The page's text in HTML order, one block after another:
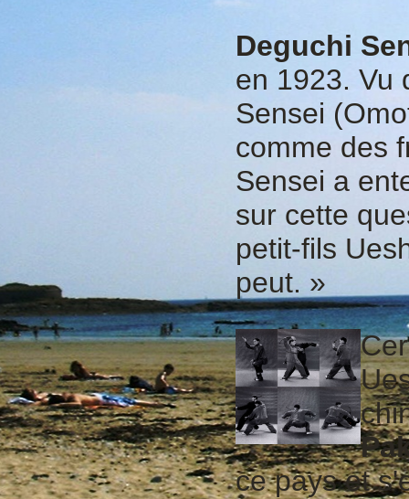
Deguchi
en 1923. Vu
Sensei
comme des
Sensei a
sur cette
petit-fils
peut. »
ce pays et